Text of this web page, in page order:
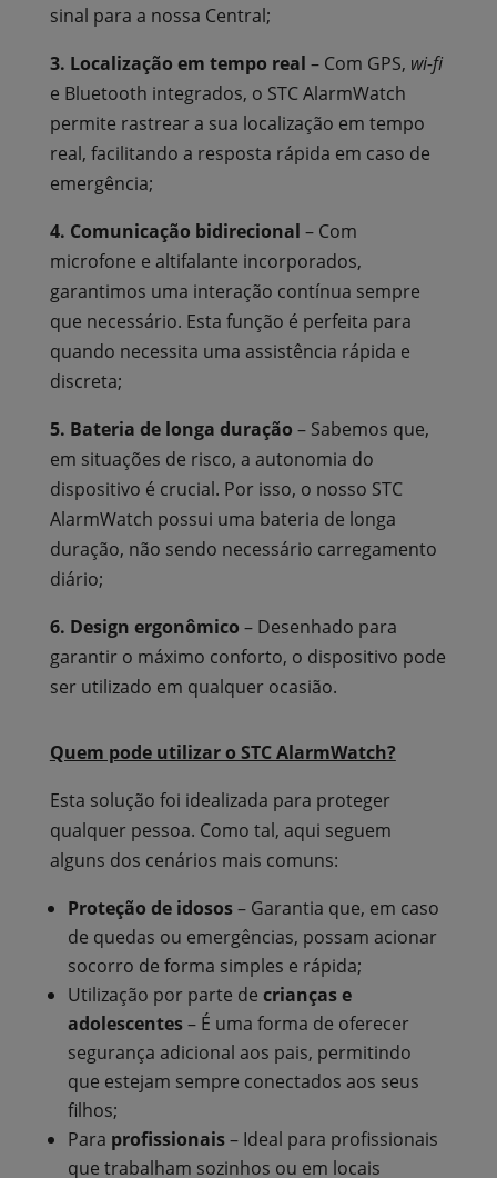
sinal para a nossa Central;
3. Localização em tempo real – Com GPS, wi-fi
e Bluetooth integrados, o STC AlarmWatch
permite rastrear a sua localização em tempo
real, facilitando a resposta rápida em caso de
emergência;
4. Comunicação bidirecional – Com
microfone e altifalante incorporados,
garantimos uma interação contínua sempre
que necessário. Esta função é perfeita para
quando necessita uma assistência rápida e
discreta;
5. Bateria de longa duração – Sabemos que,
em situações de risco, a autonomia do
dispositivo é crucial. Por isso, o nosso STC
AlarmWatch possui uma bateria de longa
duração, não sendo necessário carregamento
diário;
6. Design ergonômico – Desenhado para
garantir o máximo conforto, o dispositivo pode
ser utilizado em qualquer ocasião.
Quem pode utilizar o STC AlarmWatch?
Esta solução foi idealizada para proteger
qualquer pessoa. Como tal, aqui seguem
alguns dos cenários mais comuns:
Proteção de idosos– Garantia que, em caso
de quedas ou emergências, possam acionar
socorro de forma simples e rápida;
Utilização por parte de crianças e
adolescentes– É uma forma de oferecer
segurança adicional aos pais, permitindo
que estejam sempre conectados aos seus
filhos;
Para profissionais– Ideal para profissionais
que trabalham sozinhos ou em locais